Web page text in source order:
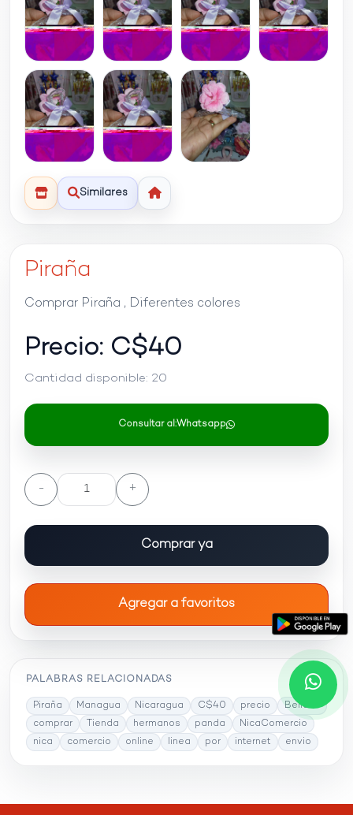
Similares
Piraña
Comprar Piraña , Diferentes colores
Precio: C$40
Cantidad disponible: 20
Consultar al:Whatsapp
- +
Comprar ya
Agregar a favoritos
PALABRAS RELACIONADAS
Piraña Managua Nicaragua C$40 precio
Belleza
comprar
Tienda hermanos panda
NicaComercio
nica
comercio online linea por internet envio